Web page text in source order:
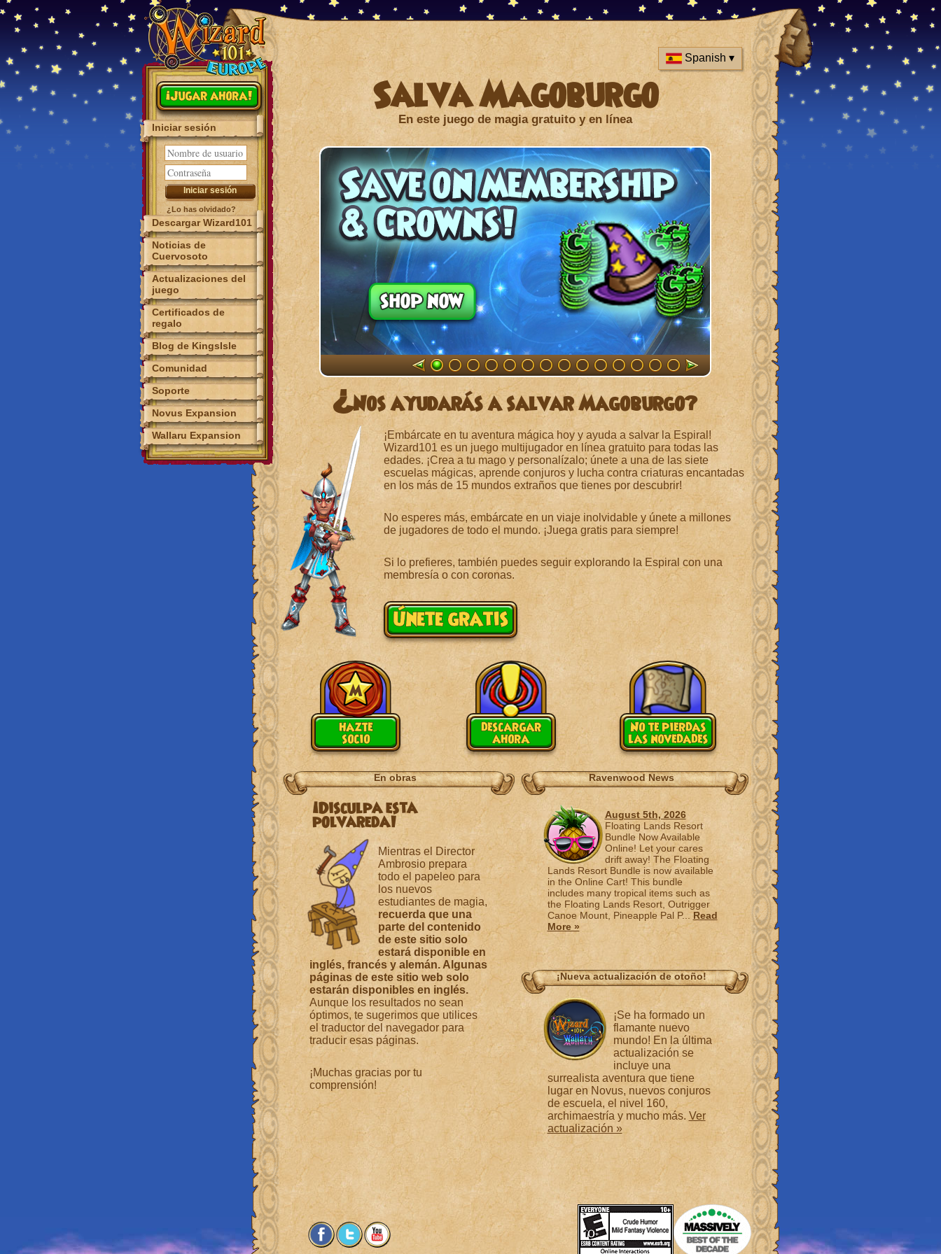
¡Jugar ahora!
Iniciar sesión
¿Lo has olvidado?
Descargar Wizard101
Noticias de
Cuervosoto
Actualizaciones del
juego
Certificados de
regalo
Blog de KingsIsle
Comunidad
Calendario de
Eventos
Sitios de fans
Fan Art
Herramientas
Discord
Soporte
Novus Expansion
Wallaru Expansion
Spanish ▾
Salva Magoburgo
En este juego de magia gratuito y en línea
¿Nos ayudarás a salvar Magoburgo?
¡Embárcate en tu aventura mágica hoy y ayuda a salvar la Espiral!
Wizard101 es un juego multijugador en línea gratuito para todas las
edades. ¡Crea a tu mago y personalízalo; únete a una de las siete
escuelas mágicas, aprende conjuros y lucha contra criaturas encantadas
en los más de 15 mundos extraños que tienes por descubrir!
No esperes más, embárcate en un viaje inolvidable y únete a millones
de jugadores de todo el mundo. ¡Juega gratis para siempre!
Si lo prefieres, también puedes seguir explorando la Espiral con una
membresía o con coronas.
Únete gratis
hazte
socio
descargar
ahora
No te pierdas
las novedades
En obras
¡Disculpa esta
polvareda!
Mientras el Director
Ambrosio prepara
todo el papeleo para
los nuevos
estudiantes de magia,
recuerda que una
parte del contenido
de este sitio solo
estará disponible en
inglés, francés y alemán. Algunas
páginas de este sitio web solo
estarán disponibles en inglés.
Aunque los resultados no sean
óptimos, te sugerimos que utilices
el traductor del navegador para
traducir esas páginas.
¡Muchas gracias por tu
comprensión!
Ravenwood News
August 5th, 2026
Floating Lands Resort
Bundle Now Available
Online! Let your cares
drift away! The Floating
Lands Resort Bundle is now available
in the Online Cart! This bundle
includes many tropical items such as
the Floating Lands Resort, Outrigger
Canoe Mount, Pineapple Pal P...Read
More »
¡Nueva actualización de otoño!
¡Se ha formado un
flamante nuevo
mundo! En la última
actualización se
incluye una
surrealista aventura que tiene
lugar en Novus, nuevos conjuros
de escuela, el nivel 160,
archimaestría y mucho más. Ver
actualización »